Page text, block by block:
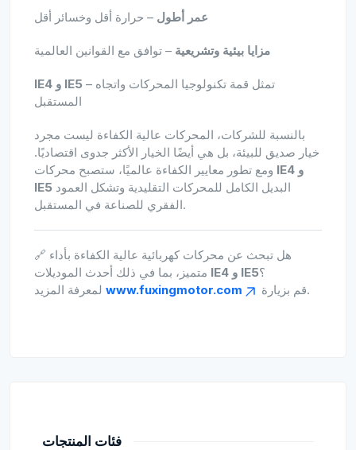
عمر أطول – حرارة أقل وخسائر أقل
مزايا بيئية وتشريعية – توافق مع القوانين العالمية
IE4 و IE5 – تمثل قمة تكنولوجيا المحركات واتجاه
المستقبل
بالنسبة للشركات، المحركات عالية الكفاءة ليست مجرد
خيار صديق للبيئة، بل هي أيضًا الخيار الأكثر جدوى اقتصاديًا.
IE4 و
IE5
الفقري للصناعة في المستقبل.
🔗 هل تبحث عن محركات كهربائية عالية الكفاءة بأداء
IE4 و IE5؟
قم بزيارة
www.fuxingmotor.com لمعرفة المزيد.
فئات المنتجات